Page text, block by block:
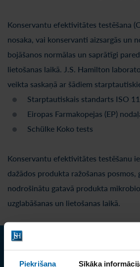
Piekrišana Sīkāka
Konservantu efektivitātes testēšana
nosaka, vai konservanti aizsargās un
bojāšanos normālas un saprātīgi
lietošanas laikā. J.S. Hamilton
veikta saskaņā ar šādiem
Starptautiskais standarts ISO
Eiropas Farmakopejas (EP)
Schülke Koko tests
Konservantu efektivitātes testēšanu
dažādos produkta ražošanas posmos,
nodrošinātu gatavā produkta
uzglabāšanas un lietošanas laikā.